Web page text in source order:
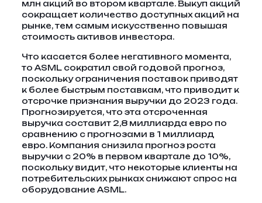
млн акций во втором квартале. Выкуп акций
сокращает количество доступных акций на
рынке, тем самым искусственно повышая
стоимость активов инвестора.
Что касается более негативного момента,
то ASML сократил свой годовой прогноз,
поскольку ограничения поставок приводят
к более быстрым поставкам, что приводит к
отсрочке признания выручки до 2023 года.
Прогнозируется, что эта отсроченная
выручка составит 2,8 миллиарда евро по
сравнению с прогнозами в 1 миллиард
евро. Компания снизила прогноз роста
выручки с 20% в первом квартале до 10%,
поскольку видит, что некоторые клиенты на
потребительских рынках снижают спрос на
оборудование ASML.